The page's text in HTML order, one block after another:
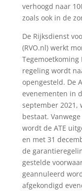
verhoogd naar
zoals ook in de
De Rijksdienst
(RVO.nl) werkt
Tegemoetkoming
regeling wordt
opengesteld. De
evenementen in
september 2021,
bestaat.
wordt de ATE
en met 31
de
gestelde
geannuleerd
afgekondigd